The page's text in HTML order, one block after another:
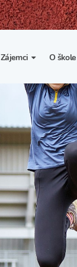
Zájemci
1. třída
Sportovní třídy
Nesportovní třídy
O škole